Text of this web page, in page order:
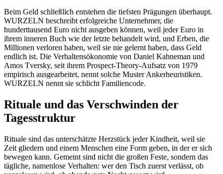
Beim Geld schließlich entstehen die tiefsten Prägungen überhaupt.
WURZELN beschreibt erfolgreiche Unternehmer, die
hunderttausend Euro nicht ausgeben können, weil jeder Euro in
ihrem inneren Buch wie der letzte behandelt wird, und Erben, die
Millionen verloren haben, weil sie nie gelernt haben, dass Geld
endlich ist. Die Verhaltensökonomie von Daniel Kahneman und
Amos Tversky, seit ihrem Prospect-Theory-Aufsatz von 1979
empirisch ausgearbeitet, nennt solche Muster Ankerheuristiken.
WURZELN nennt sie schlicht Familiencode.
Rituale und das Verschwinden der
Tagesstruktur
Rituale sind das unterschätzte Herzstück jeder Kindheit, weil sie
Zeit gliedern und einem Menschen eine Form geben, in der er sich
bewegen kann. Gemeint sind nicht die großen Feste, sondern das
tägliche, namenlose Verhalten: wer den Tisch zuerst verlässt, ob